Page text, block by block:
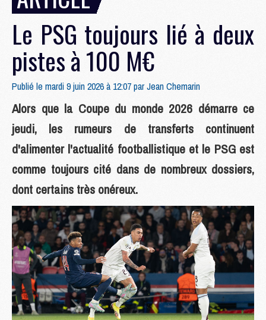
Le PSG toujours lié à deux
pistes à 100 M€
Publié le mardi 9 juin 2026 à 12:07 parJean Chemarin
Alors que la Coupe du monde 2026 démarre ce
jeudi, les rumeurs de transferts continuent
d'alimenter l'actualité footballistique et le PSG est
comme toujours cité dans de nombreux dossiers,
dont certains très onéreux.